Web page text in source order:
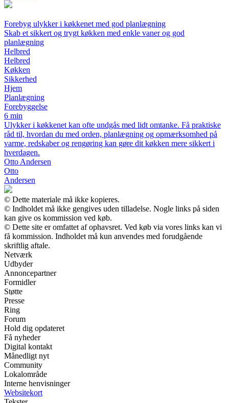
Forebyg ulykker i køkkenet med god planlægning
Skab et sikkert og trygt køkken med enkle vaner og god
planlægning
Helbred
Helbred
Køkken
Sikkerhed
Hjem
Planlægning
Forebyggelse
6 min
Ulykker i køkkenet kan ofte undgås med lidt omtanke. Få praktiske
råd til, hvordan du med orden, planlægning og opmærksomhed på
varme, redskaber og rengøring kan gøre dit køkken mere sikkert i
hverdagen.
Otto Andersen
Otto
Andersen
© Dette materiale må ikke kopieres.
© Indholdet må ikke gengives uden tilladelse. Nogle links på siden
kan give os kommission ved køb.
© Dette site er omfattet af ophavsret. Ved køb via vores links kan vi
få kommission. Indholdet må kun anvendes med forudgående
skriftlig aftale.
Netværk
Udbyder
Annoncepartner
Formidler
Støtte
Presse
Ring
Forum
Hold dig opdateret
Få nyheder
Digital kontakt
Månedligt nyt
Community
Lokalområde
Interne henvisninger
Websitekort